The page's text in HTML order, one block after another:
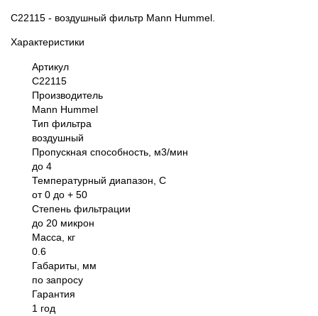
C22115 - воздушный фильтр Mann Hummel.
Характеристики
Артикул
C22115
Производитель
Mann Hummel
Тип фильтра
воздушный
Пропускная способность, м3/мин
до 4
Температурный диапазон, С
от 0 до + 50
Степень фильтрации
до 20 микрон
Масса, кг
0.6
Габариты, мм
по запросу
Гарантия
1 год